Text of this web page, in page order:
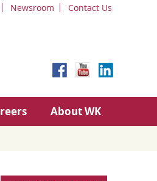
Newsroom Contact Us
About WK